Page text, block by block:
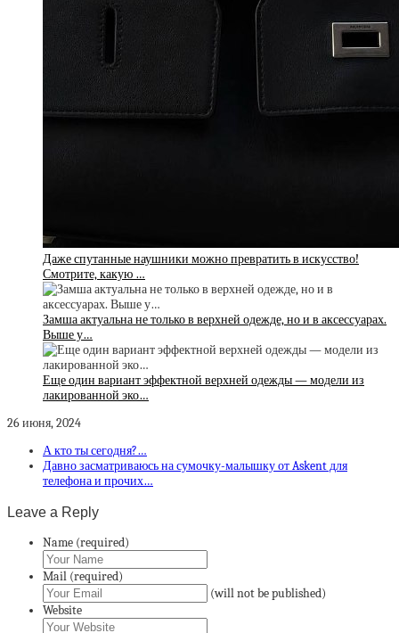
Даже спутанные наушники можно превратить в искусство!
Смотрите, какую …
Замша актуальна не только в верхней одежде, но и в аксессуарах.
Выше у…
Еще один вариант эффектной верхней одежды — модели из
лакированной эко…
26 июня, 2024
А кто ты сегодня?…
Давно засматриваюсь на сумочку-малышку от Askent для
телефона и прочих…
Leave a Reply
Name (required)
Mail (required)
(will not be published)
Website